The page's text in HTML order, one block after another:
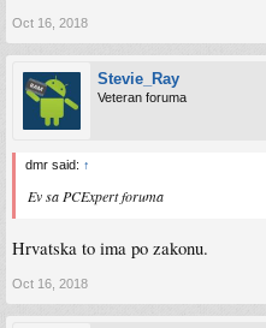
Oct 16, 2018
Stevie_Ray
Veteran foruma
dmr said: ↑
Ev sa PCExpert foruma
Hrvatska to ima po zakonu.
Oct 16, 2018